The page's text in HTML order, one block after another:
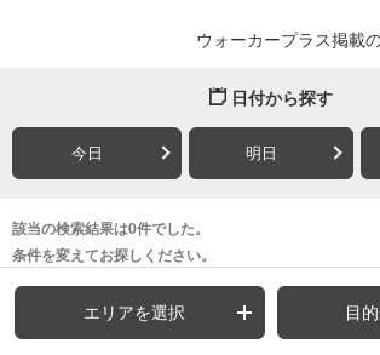
ウォーカープラス掲載
日付から探す
今日 明日
該当の検索結果は0件でした。
条件を変えてお探しください。
エリアを選択 目